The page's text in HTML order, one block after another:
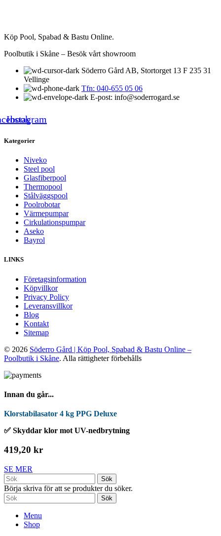
Köp Pool, Spabad & Bastu Online.
Poolbutik i Skåne – Besök vårt showroom
Söderro Gård AB, Stortorget 13 F 235 31
Vellinge
Tfn: 040-655 05 06
E-post: info@soderrogard.se
Instagram
Kategorier
Niveko
Steel pool
Glasfiberpool
Thermopool
Stålväggspool
Poolrobotar
Värmepumpar
Cirkulationspumpar
Aseko
Bayrol
LINKS
Företagsinformation
Köpvillkor
Privacy Policy
Leveransvillkor
Blog
Kontakt
Sitemap
© 2026 Söderro Gård | Köp Pool, Spabad & Bastu Online –
Poolbutik i Skåne. Alla rättigheter förbehålls
Innan du går...
Klorstabilasator 4 kg PPG Deluxe
✅ Skyddar klor mot UV-nedbrytning
419,20 kr
SE MER
Sök
Börja skriva för att se produkter du söker.
Sök
Menu
Shop